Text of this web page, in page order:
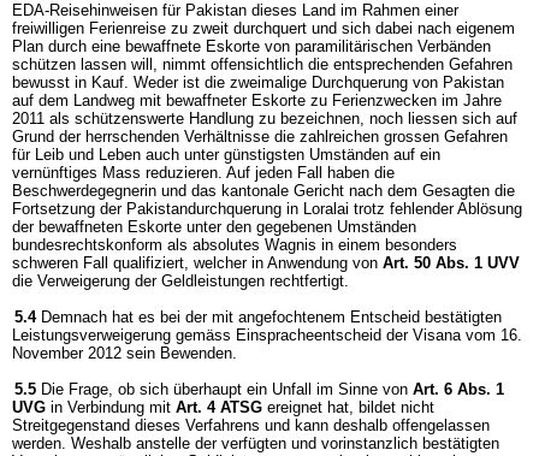
EDA-Reisehinweisen für Pakistan dieses Land im Rahmen einer
freiwilligen Ferienreise zu zweit durchquert und sich dabei nach eigenem
Plan durch eine bewaffnete Eskorte von paramilitärischen Verbänden
schützen lassen will, nimmt offensichtlich die entsprechenden Gefahren
bewusst in Kauf. Weder ist die zweimalige Durchquerung von Pakistan
auf dem Landweg mit bewaffneter Eskorte zu Ferienzwecken im Jahre
2011 als schützenswerte Handlung zu bezeichnen, noch liessen sich auf
Grund der herrschenden Verhältnisse die zahlreichen grossen Gefahren
für Leib und Leben auch unter günstigsten Umständen auf ein
vernünftiges Mass reduzieren. Auf jeden Fall haben die
Beschwerdegegnerin und das kantonale Gericht nach dem Gesagten die
Fortsetzung der Pakistandurchquerung in Loralai trotz fehlender Ablösung
der bewaffneten Eskorte unter den gegebenen Umständen
bundesrechtskonform als absolutes Wagnis in einem besonders
schweren Fall qualifiziert, welcher in Anwendung von Art. 50 Abs. 1 UVV
die Verweigerung der Geldleistungen rechtfertigt.
5.4 Demnach hat es bei der mit angefochtenem Entscheid bestätigten
Leistungsverweigerung gemäss Einspracheentscheid der Visana vom 16.
November 2012 sein Bewenden.
5.5 Die Frage, ob sich überhaupt ein Unfall im Sinne von Art. 6 Abs. 1
UVG in Verbindung mit Art. 4 ATSG ereignet hat, bildet nicht
Streitgegenstand dieses Verfahrens und kann deshalb offengelassen
werden. Weshalb anstelle der verfügten und vorinstanzlich bestätigten